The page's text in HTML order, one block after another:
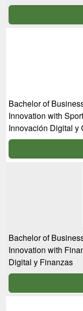
Bachelor of
Innovation with
Innovación Digital y
Bachelor of
Innovation with
Digital y Finanzas